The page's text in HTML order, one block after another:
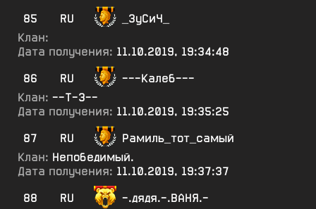
85
RU
_ЗуСиЧ_
Клан:
Дата получения: 11.10.2019, 19:34:48
86
RU
---Калеб---
Клан: --Т-3--
Дата получения: 11.10.2019, 19:35:25
87
RU
Рамиль_тот_самый
Клан: Непобедимый.
Дата получения: 11.10.2019, 19:37:37
88
RU
-.дядя.-.ВАНЯ.-